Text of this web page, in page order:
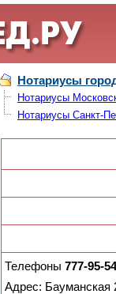
Нотариусы
Нотариусы
Нотариусы Санкт-
Телефоны 777-95-54
Адрес: Бауманская